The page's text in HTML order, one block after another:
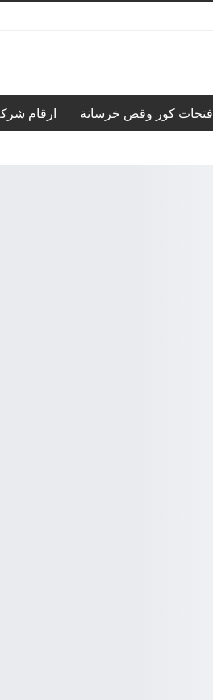
فتحات كور وقص خرسانة ارقام